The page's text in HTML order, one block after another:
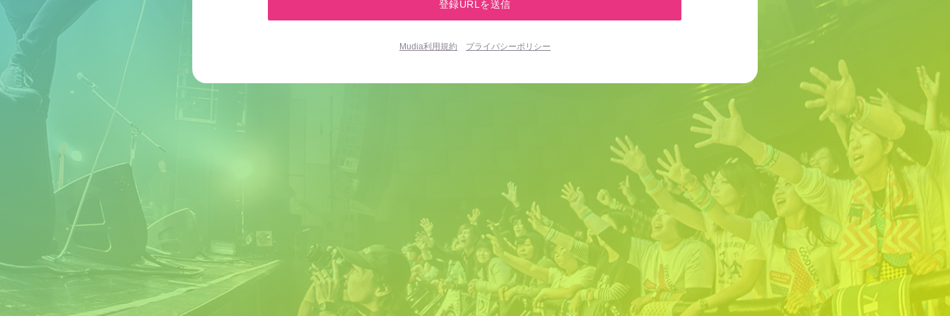
Mudia利用規約 プライバシーポリシー